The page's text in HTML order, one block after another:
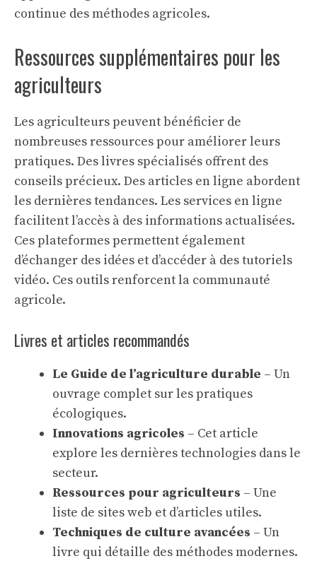
continue des méthodes agricoles.
Ressources supplémentaires pour les
agriculteurs
Les agriculteurs peuvent bénéficier de
nombreuses ressources pour améliorer leurs
pratiques. Des livres spécialisés offrent des
conseils précieux. Des articles en ligne abordent
les dernières tendances. Les services en ligne
facilitent l’accès à des informations actualisées.
Ces plateformes permettent également
d’échanger des idées et d’accéder à des tutoriels
vidéo. Ces outils renforcent la communauté
agricole.
Livres et articles recommandés
Le Guide de l’agriculture durable – Un
ouvrage complet sur les pratiques
écologiques.
Innovations agricoles – Cet article
explore les dernières technologies dans le
secteur.
Ressources pour agriculteurs – Une
liste de sites web et d’articles utiles.
Techniques de culture avancées – Un
livre qui détaille des méthodes modernes.